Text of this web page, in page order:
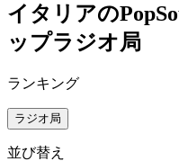
イタリアの
ップラジオ局
ランキング
ラジオ局
並び替え